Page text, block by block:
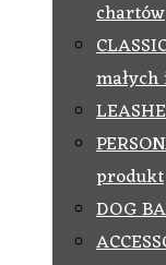
chartów
produkt
DOG